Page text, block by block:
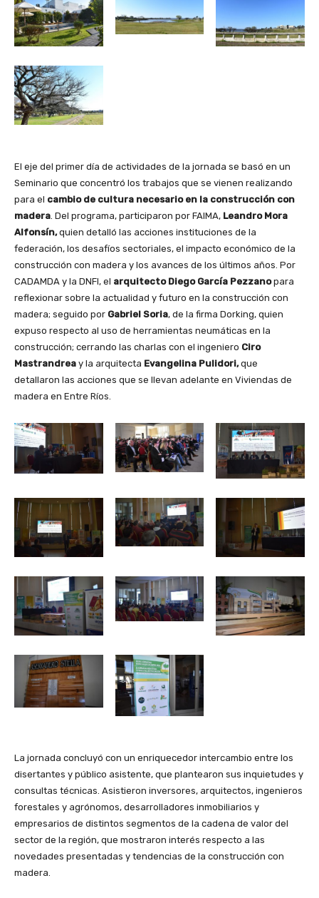
El eje del primer día de actividades de la jornada se basó en un
Seminario que concentró los trabajos que se vienen realizando
para el cambio de cultura necesario en la construcción con
madera. Del programa, participaron por FAIMA, Leandro Mora
Alfonsín,quien detalló las acciones instituciones de la
federación, los desafíos sectoriales, el impacto económico de la
construcción con madera y los avances de los últimos años. Por
CADAMDA y la DNFI, el arquitecto Diego García Pezzanopara
reflexionar sobre la actualidad y futuro en la construcción con
madera; seguido por Gabriel Soria, de la firma Dorking, quien
expuso respecto al uso de herramientas neumáticas en la
construcción; cerrando las charlas con el ingeniero Ciro
Mastrandrea y la arquitecta Evangelina Pulidori,que
detallaron las acciones que se llevan adelante en Viviendas de
madera en Entre Ríos.
La jornada concluyó con un enriquecedor intercambio entre los
disertantes y público asistente, que plantearon sus inquietudes y
consultas técnicas. Asistieron inversores, arquitectos, ingenieros
forestales y agrónomos, desarrolladores inmobiliarios y
empresarios de distintos segmentos de la cadena de valor del
sector de la región, que mostraron interés respecto a las
novedades presentadas y tendencias de la construcción con
madera.